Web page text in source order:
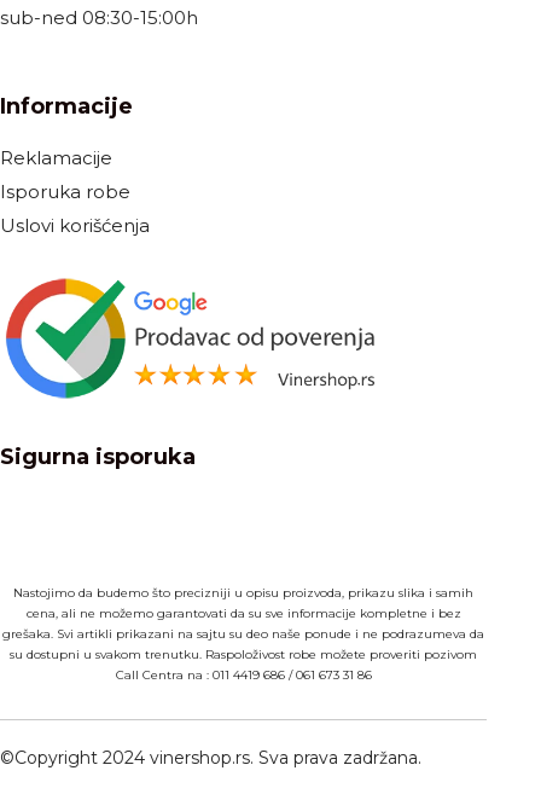
sub-ned 08:30-15:00h
Informacije
Reklamacije
Isporuka robe
Uslovi korišćenja
Sigurna isporuka
Nastojimo da budemo što precizniji u opisu proizvoda, prikazu slika i samih
cena, ali ne možemo garantovati da su sve informacije kompletne i bez
grešaka. Svi artikli prikazani na sajtu su deo naše ponude i ne podrazumeva da
su dostupni u svakom trenutku. Raspoloživost robe možete proveriti pozivom
Call Centra na : 011 4419 686/061 673 31 86
©Copyright 2024 vinershop.rs. Sva prava zadržana.